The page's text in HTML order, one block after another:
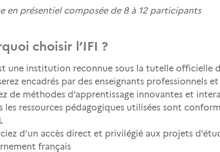
en présentiel composée de 8 à 12 participants
choisir l’IFI ?
une institution reconnue sous la tutelle officielle
encadrés par des enseignants professionnels
de méthodes d’apprentissage innovantes et
les ressources pédagogiques utilisées sont
d’un accès direct et privilégié aux projets
français